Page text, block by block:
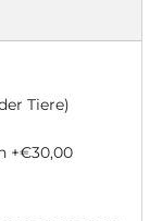
Tiere)
+€30,00